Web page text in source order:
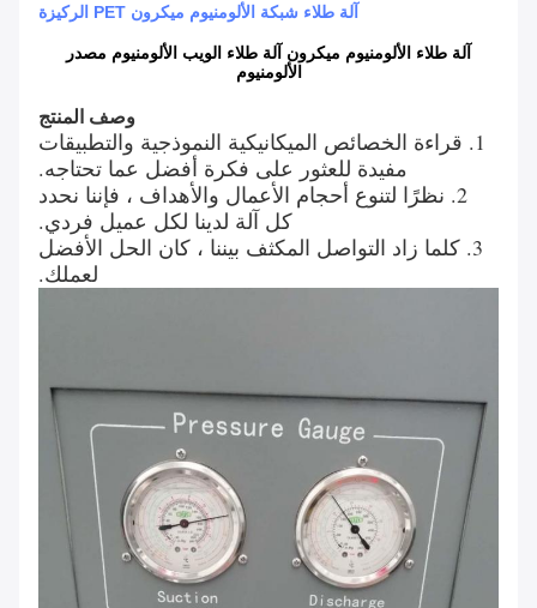
آلة طلاء شبكة الألومنيوم ميكرون PET الركيزة
آلة طلاء الألومنيوم ميكرون آلة طلاء الويب الألومنيوم مصدر
الألومنيوم
وصف المنتج
1. قراءة الخصائص الميكانيكية النموذجية والتطبيقات
مفيدة للعثور على فكرة أفضل عما تحتاجه.
2. نظرًا لتنوع أحجام الأعمال والأهداف ، فإننا نحدد
كل آلة لدينا لكل عميل فردي.
3. كلما زاد التواصل المكثف بيننا ، كان الحل الأفضل
لعملك.